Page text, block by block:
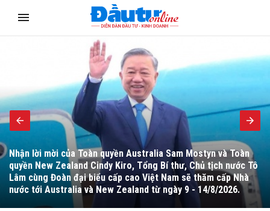
Chính phủ dự kiến bố trí cho Dự án trong giai đoạn 2026 -
2030 khoảng 59.700 tỷ đồng với phương án chuẩn bị đầu tư
toàn tuyến (349 km) làm cơ sở huy động nguồn vốn đầu tư.